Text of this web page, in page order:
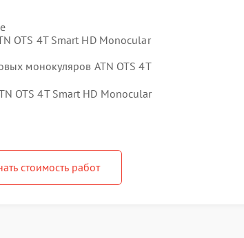
OTS 4T Smart HD Monocular
монокуляров ATN OTS 4T
OTS 4T Smart HD Monocular
стоимость работ